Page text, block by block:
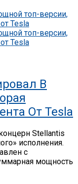
В
От Tesla
Stellantis
исполнения.
с
мощность